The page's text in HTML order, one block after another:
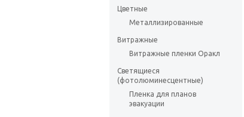
Цветные
Металлизированные
Витражные
Витражные пленки Оракл
Светящиеся
(фотолюминесцентные)
Пленка для планов
эвакуации